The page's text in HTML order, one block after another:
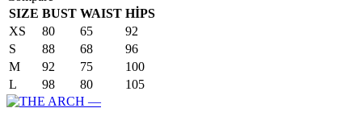
SIZE BUST WAIST HİPS
XS
80 65
92
S
88 68
96
M
92 75
100
L
98 80 105